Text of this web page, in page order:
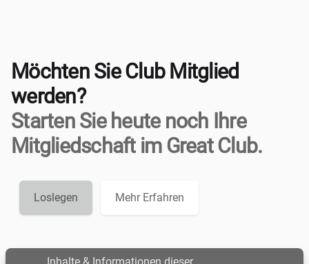
Möchten Sie Club Mitglied
werden?
Starten Sie heute noch Ihre
Mitgliedschaft im Great Club.
Loslegen Mehr Erfahren
Inhalte & Informationen dieser